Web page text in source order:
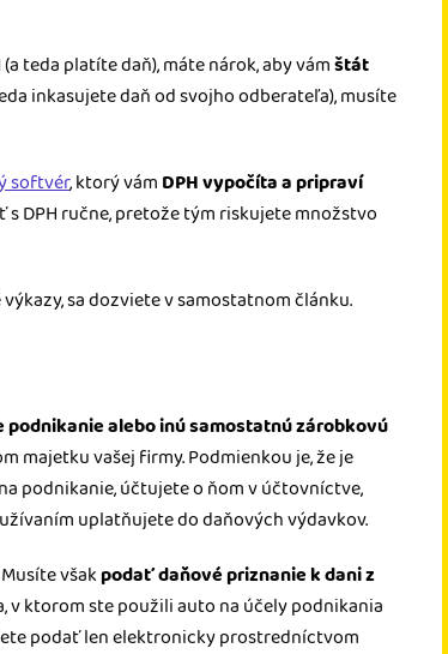
teda platíte daň), máte nárok, aby vámštát
inkasujete daň od svojho odberateľa), musíte
softvér, ktorý vám DPH vypočíta a pripraví
DPH ručne, pretože tým riskujete množstvo
sa dozviete v samostatnom článku.
podnikanie alebo inú samostatnú zárobkovú
majetku vašej firmy. Podmienkou je, že je
podnikanie, účtujete o ňom v účtovníctve,
uplatňujete do daňových výdavkov.
všakpodať daňové priznanie k dani z
v ktorom ste použili auto na účely podnikania
podať len elektronicky prostredníctvom